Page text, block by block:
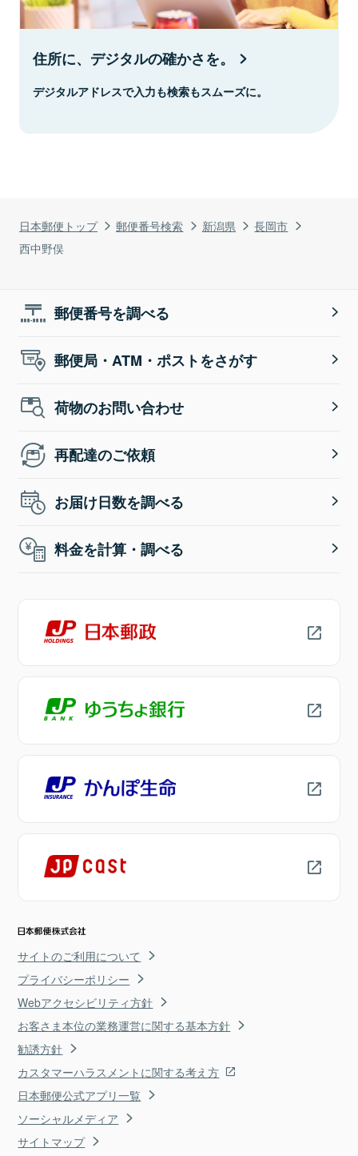
日本郵便トップ 郵便番号検索 新潟県
長岡市
西中野俣
住所に、デジタルの確かさを。
デジタルアドレスで入力も検索もスムーズに。
郵便番号を調べる
郵便局・ATM・ポストをさがす
荷物のお問い合わせ
再配達のご依頼
お届け日数を調べる
料金を計算・調べる
サイトのご利用について
プライバシーポリシー
Webアクセシビリティ方針
お客さま本位の業務運営に関する基本方針
勧誘方針
カスタマーハラスメントに関する考え方
日本郵便公式アプリ一覧
ソーシャルメディア
サイトマップ